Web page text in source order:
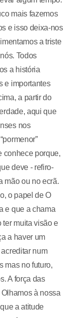
mais fazemos
e isso deixa-nos
a triste
Todos
a história
e importantes
a partir do
aqui que
nos
conhece porque,
deve - refiro-
mão ou no ecrã.
o papel de O
e que a chama
ter muita visão e
a haver um
num
mas no futuro,
A força das
à nossa
a atitude